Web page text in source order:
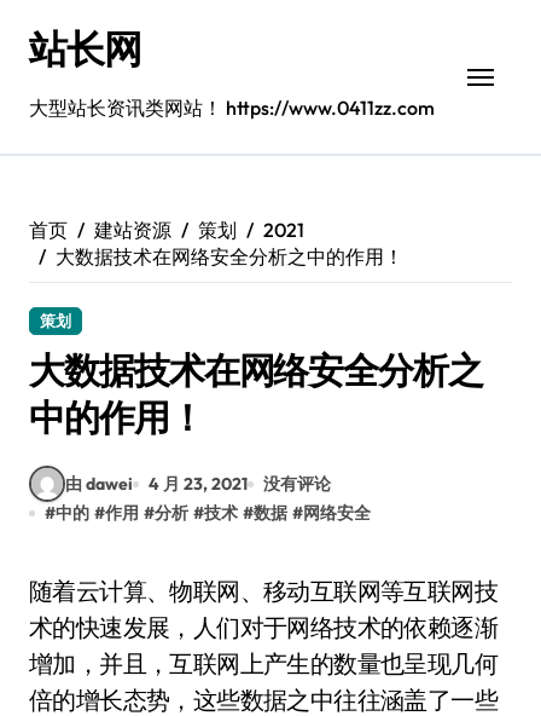
站长网
大型站长资讯类网站！ https://www.0411zz.com
首页 建站资源 策划
2021
大数据技术在网络安全分析之中的作用！
策划
大数据技术在网络安全分析之
中的作用！
由 dawei 4 月 23, 2021
没有评论
#中的 #作用 #分析 #技术 #数据 #网络安全
随着云计算、物联网、移动互联网等互联网技
术的快速发展，人们对于网络技术的依赖逐渐
增加，并且，互联网上产生的数量也呈现几何
倍的增长态势，这些数据之中往往涵盖了一些